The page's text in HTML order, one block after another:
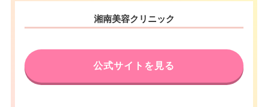
湘南美容クリニック
公式サイトを見る